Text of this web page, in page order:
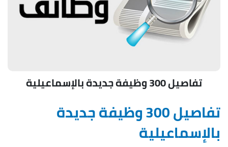
تفاصيل 300 وظيفة جديدة بالإسماعيلية
تفاصيل 300 وظيفة جديدة
بالإسماعيلية